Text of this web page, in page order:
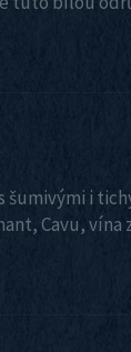
i
Cavu, vína